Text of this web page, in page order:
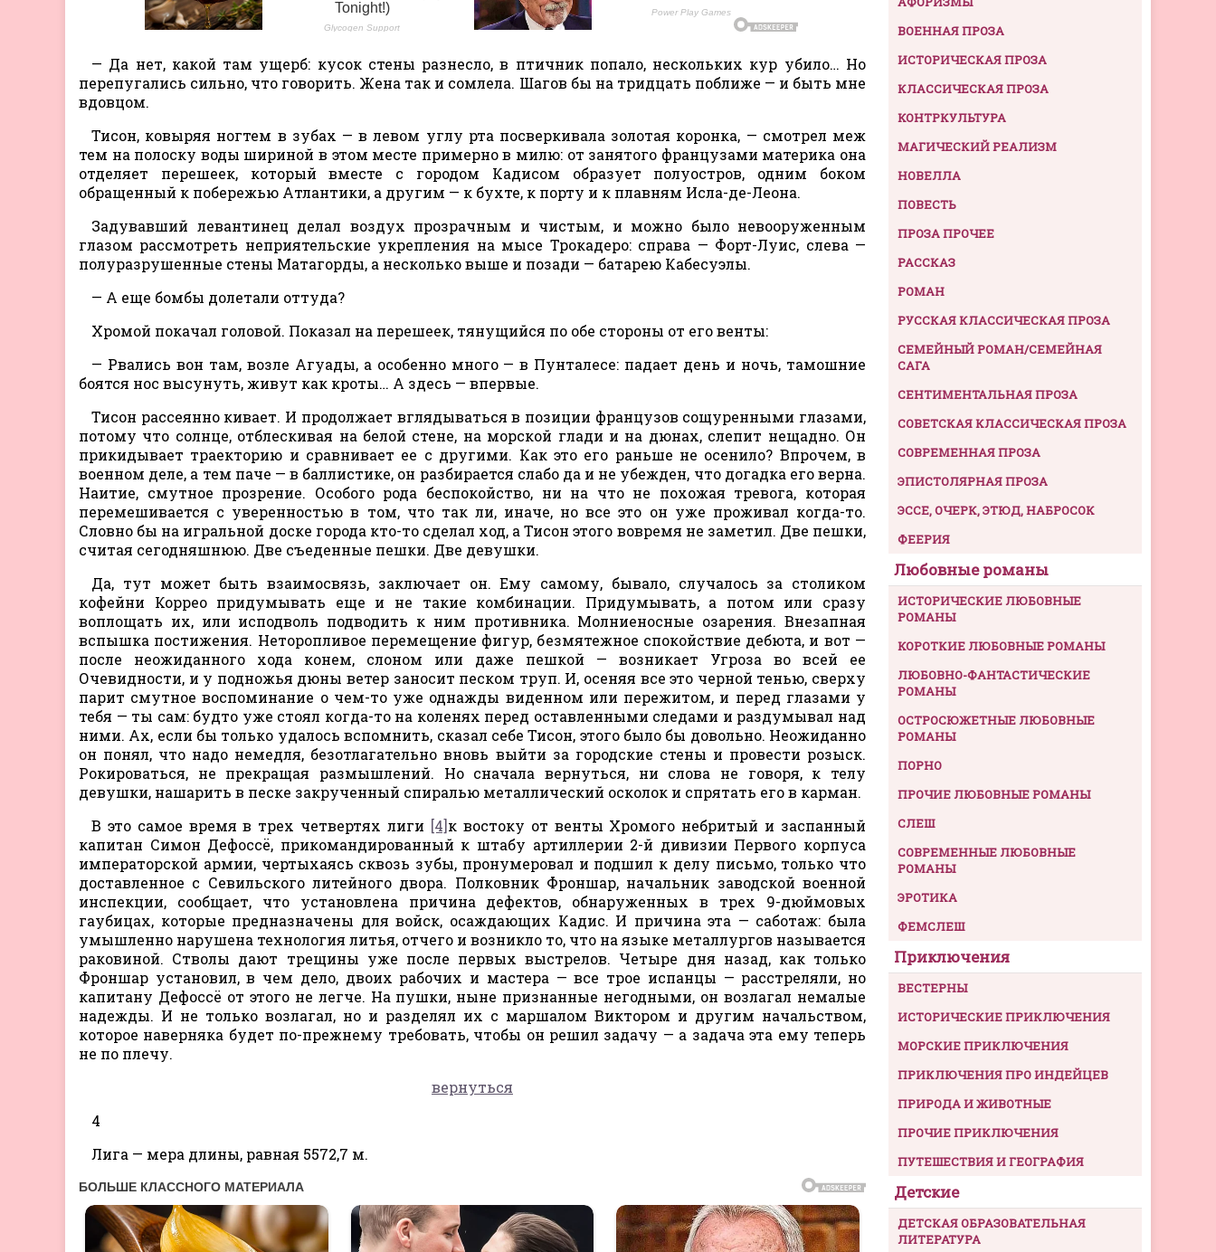
— Да нет, какой там ущерб: кусок стены разнесло, в птичник попало, нескольких кур убило… Но
перепугались сильно, что говорить. Жена так и сомлела. Шагов бы на тридцать поближе — и быть мне
вдовцом.
Тисон, ковыряя ногтем в зубах — в левом углу рта посверкивала золотая коронка, — смотрел меж
тем на полоску воды шириной в этом месте примерно в милю: от занятого французами материка она
отделяет перешеек, который вместе с городом Кадисом образует полуостров, одним боком
обращенный к побережью Атлантики, а другим — к бухте, к порту и к плавням Исла-де-Леона.
Задувавший левантинец делал воздух прозрачным и чистым, и можно было невооруженным
глазом рассмотреть неприятельские укрепления на мысе Трокадеро: справа — Форт-Луис, слева —
полуразрушенные стены Матагорды, а несколько выше и позади — батарею Кабесуэлы.
— А еще бомбы долетали оттуда?
Хромой покачал головой. Показал на перешеек, тянущийся по обе стороны от его венты:
— Рвались вон там, возле Агуады, а особенно много — в Пунталесе: падает день и ночь, тамошние
боятся нос высунуть, живут как кроты… А здесь — впервые.
Тисон рассеянно кивает. И продолжает вглядываться в позиции французов сощуренными глазами,
потому что солнце, отблескивая на белой стене, на морской глади и на дюнах, слепит нещадно. Он
прикидывает траекторию и сравнивает ее с другими. Как это его раньше не осенило? Впрочем, в
военном деле, а тем паче — в баллистике, он разбирается слабо да и не убежден, что догадка его верна.
Наитие, смутное прозрение. Особого рода беспокойство, ни на что не похожая тревога, которая
перемешивается с уверенностью в том, что так ли, иначе, но все это он уже проживал когда-то.
Словно бы на игральной доске города кто-то сделал ход, а Тисон этого вовремя не заметил. Две пешки,
считая сегодняшнюю. Две съеденные пешки. Две девушки.
Да, тут может быть взаимосвязь, заключает он. Ему самому, бывало, случалось за столиком
кофейни Коррео придумывать еще и не такие комбинации. Придумывать, а потом или сразу
воплощать их, или исподволь подводить к ним противника. Молниеносные озарения. Внезапная
вспышка постижения. Неторопливое перемещение фигур, безмятежное спокойствие дебюта, и вот —
после неожиданного хода конем, слоном или даже пешкой — возникает Угроза во всей ее
Очевидности, и у подножья дюны ветер заносит песком труп. И, осеняя все это черной тенью, сверху
парит смутное воспоминание о чем-то уже однажды виденном или пережитом, и перед глазами у
тебя — ты сам: будто уже стоял когда-то на коленях перед оставленными следами и раздумывал над
ними. Ах, если бы только удалось вспомнить, сказал себе Тисон, этого было бы довольно. Неожиданно
он понял, что надо немедля, безотлагательно вновь выйти за городские стены и провести розыск.
Рокироваться, не прекращая размышлений. Но сначала вернуться, ни слова не говоря, к телу
девушки, нашарить в песке закрученный спиралью металлический осколок и спрятать его в карман.
В это самое время в трех четвертях лиги [4]к востоку от венты Хромого небритый и заспанный
капитан Симон Дефоссё, прикомандированный к штабу артиллерии 2-й дивизии Первого корпуса
императорской армии, чертыхаясь сквозь зубы, пронумеровал и подшил к делу письмо, только что
доставленное с Севильского литейного двора. Полковник Фроншар, начальник заводской военной
инспекции, сообщает, что установлена причина дефектов, обнаруженных в трех 9-дюймовых
гаубицах, которые предназначены для войск, осаждающих Кадис. И причина эта — саботаж: была
умышленно нарушена технология литья, отчего и возникло то, что на языке металлургов называется
раковиной. Стволы дают трещины уже после первых выстрелов. Четыре дня назад, как только
Фроншар установил, в чем дело, двоих рабочих и мастера — все трое испанцы — расстреляли, но
капитану Дефоссё от этого не легче. На пушки, ныне признанные негодными, он возлагал немалые
надежды. И не только возлагал, но и разделял их с маршалом Виктором и другим начальством,
которое наверняка будет по-прежнему требовать, чтобы он решил задачу — а задача эта ему теперь
не по плечу.
вернуться
4
Лига — мера длины, равная 5572,7 м.
ВОЕННАЯ ПРОЗА
ИСТОРИЧЕСКАЯ ПРОЗА
КЛАССИЧЕСКАЯ ПРОЗА
КОНТРКУЛЬТУРА
МАГИЧЕСКИЙ РЕАЛИЗМ
НОВЕЛЛА
ПОВЕСТЬ
ПРОЗА ПРОЧЕЕ
РАССКАЗ
РОМАН
РУССКАЯ КЛАССИЧЕСКАЯ ПРОЗА
СЕМЕЙНЫЙ РОМАН/СЕМЕЙНАЯ
САГА
СЕНТИМЕНТАЛЬНАЯ ПРОЗА
СОВЕТСКАЯ КЛАССИЧЕСКАЯ ПРОЗА
СОВРЕМЕННАЯ ПРОЗА
ЭПИСТОЛЯРНАЯ ПРОЗА
ЭССЕ, ОЧЕРК, ЭТЮД, НАБРОСОК
ФЕЕРИЯ
Любовные романы
ИСТОРИЧЕСКИЕ ЛЮБОВНЫЕ
РОМАНЫ
КОРОТКИЕ ЛЮБОВНЫЕ РОМАНЫ
ЛЮБОВНО-ФАНТАСТИЧЕСКИЕ
РОМАНЫ
ОСТРОСЮЖЕТНЫЕ ЛЮБОВНЫЕ
РОМАНЫ
ПОРНО
ПРОЧИЕ ЛЮБОВНЫЕ РОМАНЫ
СЛЕШ
СОВРЕМЕННЫЕ ЛЮБОВНЫЕ
РОМАНЫ
ЭРОТИКА
ФЕМСЛЕШ
Приключения
ВЕСТЕРНЫ
ИСТОРИЧЕСКИЕ ПРИКЛЮЧЕНИЯ
МОРСКИЕ ПРИКЛЮЧЕНИЯ
ПРИКЛЮЧЕНИЯ ПРО ИНДЕЙЦЕВ
ПРИРОДА И ЖИВОТНЫЕ
ПРОЧИЕ ПРИКЛЮЧЕНИЯ
ПУТЕШЕСТВИЯ И ГЕОГРАФИЯ
Детские
ДЕТСКАЯ ОБРАЗОВАТЕЛЬНАЯ
ЛИТЕРАТУРА